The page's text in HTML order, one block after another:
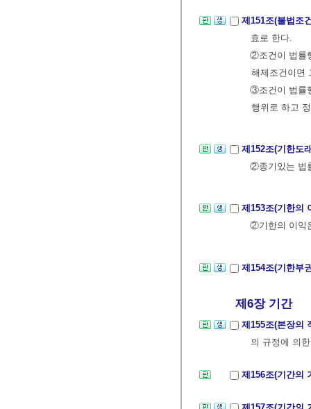
제151조(불법조
효로 한다.
②조건이 법률
해제조건이면
③조건이 법률
행위로 하고
제152조(기한도
②종기있는 법
제153조(기한의
②기한의 이익
제154조(기한부
제6장 기간
제155조(본장의
의 규정에 의
제156조(기간의